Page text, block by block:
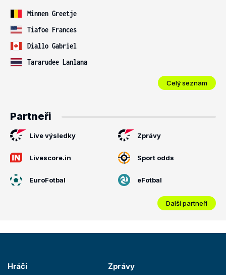
Minnen Greetje
Tiafoe Frances
Diallo Gabriel
Tararudee Lanlana
Celý seznam
Partneři
Live výsledky Zprávy
Livescore.in Sport odds
EuroFotbal eFotbal
Další partneři
Hráči Zprávy